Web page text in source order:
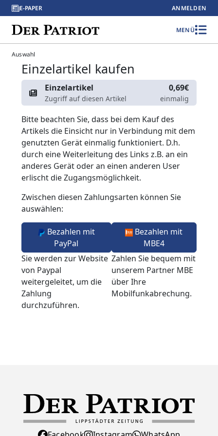
E-PAPER ANMELDEN
MENÜ
Auswahl
Einzelartikel kaufen
Einzelartikel
Zugriff auf diesen Artikel
0,69€
einmalig
Bitte beachten Sie, dass bei dem Kauf des
Artikels die Einsicht nur in Verbindung mit dem
genutzten Gerät einmalig funktioniert. D.h.
durch eine Weiterleitung des Links z.B. an ein
anderes Gerät oder an einen anderen User
erlischt die Zugangsmöglichkeit.
Zwischen diesen Zahlungsarten können Sie
auswählen:
Bezahlen mit
PayPal
Sie werden zur Website
von Paypal
weitergeleitet, um die
Zahlung
durchzuführen.
Bezahlen mit
MBE4
Zahlen Sie bequem mit
unserem Partner MBE
über Ihre
Mobilfunkabrechung.